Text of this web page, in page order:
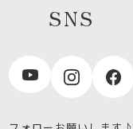
SNS